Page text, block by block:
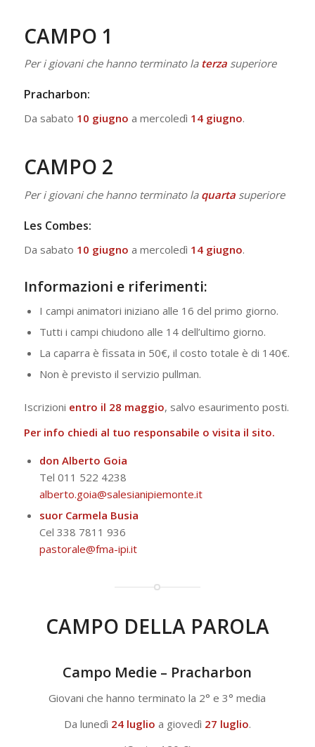
CAMPO 1
Per i giovani che hanno terminato la terzasuperiore
Pracharbon:
Da sabato 10 giugno a mercoledì 14 giugno.
CAMPO 2
Per i giovani che hanno terminato la quartasuperiore
Les Combes:
Da sabato 10 giugno a mercoledì 14 giugno.
Informazioni e riferimenti:
I campi animatori iniziano alle 16 del primo giorno.
Tutti i campi chiudono alle 14 dell’ultimo giorno.
La caparra è fissata in 50€, il costo totale è di 140€.
Non è previsto il servizio pullman.
Iscrizioni entro il 28 maggio, salvo esaurimento posti.
Per info chiedi al tuo responsabile o visita il sito.
don Alberto Goia
Tel 011 522 4238
alberto.goia@salesianipiemonte.it
suor Carmela Busia
Cel 338 7811 936
pastorale@fma-ipi.it
CAMPO DELLA PAROLA
Campo Medie – Pracharbon
Giovani che hanno terminato la 2° e 3° media
Da lunedì 24 luglio a giovedì 27 luglio.